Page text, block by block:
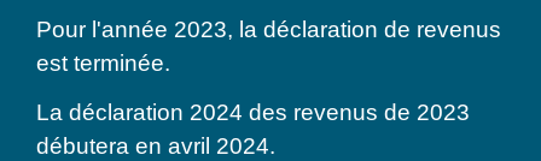
Pour l'année 2023, la déclaration de revenus
est terminée.
La déclaration 2024 des revenus de 2023
débutera en avril 2024.